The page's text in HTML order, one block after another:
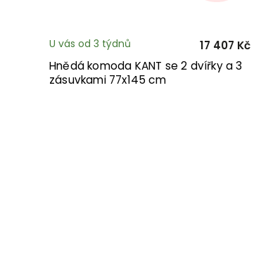
Hnědá komoda KANT se 2 dvířky a 3
zásuvkami 77x145 cm
U vás od 3 týdnů 17 407 Kč